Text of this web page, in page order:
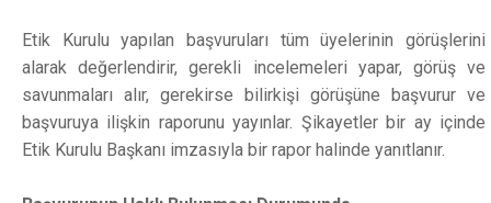
Etik Kurulu yapılan başvuruları tüm üyelerinin görüşlerini
alarak değerlendirir, gerekli incelemeleri yapar, görüş ve
savunmaları alır, gerekirse bilirkişi görüşüne başvurur ve
başvuruya ilişkin raporunu yayınlar. Şikayetler bir ay içinde
Etik Kurulu Başkanı imzasıyla bir rapor halinde yanıtlanır.